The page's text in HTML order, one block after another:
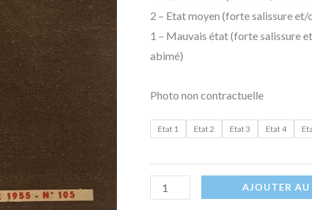
2 – Etat moyen (forte salissure
1 – Mauvais état (forte salissure
abimé)
Photo non contractuelle
Etat 1 Etat 2 Etat 3 Etat 4
AJOUTER AU